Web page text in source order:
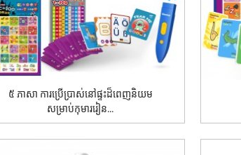
៥ ភាសា ការប្រើប្រាស់នៅផ្ទះដ៏ពេញនិយម
សម្រាប់កុមាររៀន...